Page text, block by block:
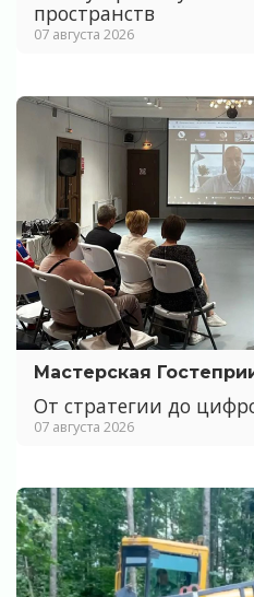
пространств
07 августа 2026
Мастерская
От стратегии до
07 августа 2026